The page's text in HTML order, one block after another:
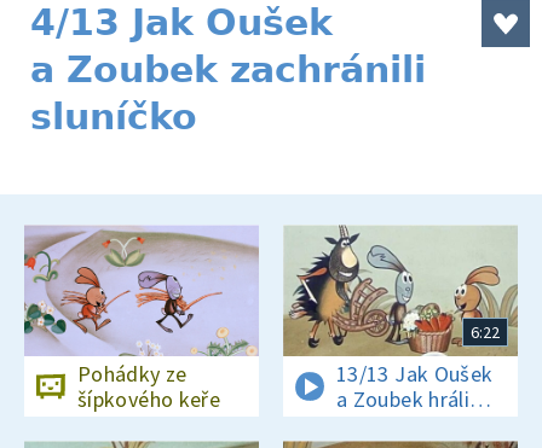
4/13 Jak Oušek
a Zoubek zachránili
sluníčko
Pohádky ze
šípkového keře
6:22
13/13 Jak Oušek
a Zoubek hráli
kuželky